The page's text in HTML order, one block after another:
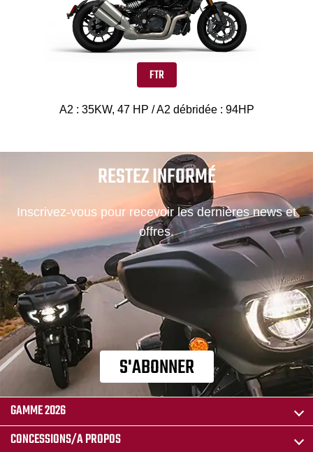
FTR
A2 : 35KW, 47 HP / A2 débridée : 94HP
RESTEZ INFORMÉ
Inscrivez-vous pour recevoir les dernières news et
offres.
S'ABONNER
GAMME 2026
CONCESSIONS/A PROPOS